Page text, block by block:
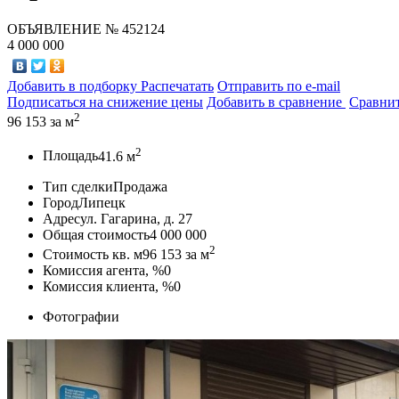
ОБЪЯВЛЕНИЕ № 452124
4 000 000
Добавить в подборку Распечатать Отправить по e-mail
Подписаться на снижение цены Добавить в сравнение
96 153 за м2
Площадь41.6 м2
Тип сделкиПродажа
ГородЛипецк
Адресул. Гагарина, д. 27
Общая стоимость4 000 000
Стоимость кв. м96 153 за м2
Комиссия агента, %0
Комиссия клиента, %0
Фотографии